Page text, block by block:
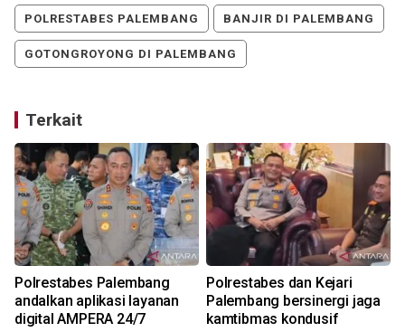
POLRESTABES PALEMBANG BANJIR DI PALEMBANG
GOTONGROYONG DI PALEMBANG
Terkait
Polrestabes Palembang
andalkan aplikasi layanan
digital AMPERA 24/7
Polrestabes dan Kejari
Palembang bersinergi jaga
kamtibmas kondusif